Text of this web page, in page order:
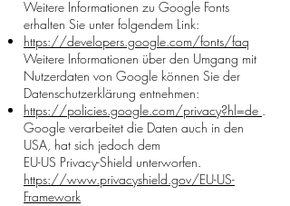
Weitere Informationen zu Google Fonts
erhalten Sie unter folgendem Link:
https://developers.google.com/fonts/faq
Weitere Informationen über den Umgang mit
Nutzerdaten von Google können Sie der
Datenschutzerklärung entnehmen:
https://policies.google.com/privacy?hl=de .
Google verarbeitet die Daten auch in den
USA, hat sich jedoch dem
EU-US Privacy-Shield unterworfen.
https://www.privacyshield.gov/EU-US-
Framework